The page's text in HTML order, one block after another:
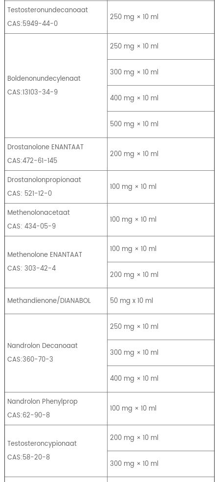
Testosteronundecanoaat
CAS:5949-44-0
250 mg × 10 ml
Boldenonundecylenaat
CAS:13103-34-9
250 mg × 10 ml
300 mg × 10 ml
400 mg × 10 ml
500 mg × 10 ml
Drostanolone ENANTAAT
CAS:472-61-145
200 mg × 10 ml
Drostanolonpropionaat
CAS: 521-12-0
100 mg × 10 ml
Methenolonacetaat
CAS: 434-05-9
100 mg × 10 ml
Methenolone ENANTAAT
CAS: 303-42-4
100 mg × 10 ml
200 mg × 10 ml
Methandienone/DIANABOL 50 mg x 10 ml
Nandrolon Decanoaat
CAS:360-70-3
250 mg × 10 ml
300 mg × 10 ml
400 mg × 10 ml
Nandrolon Phenylprop
CAS:62-90-8
100 mg × 10 ml
Testosteroncypionaat
CAS:58-20-8
200 mg × 10 ml
300 mg × 10 ml